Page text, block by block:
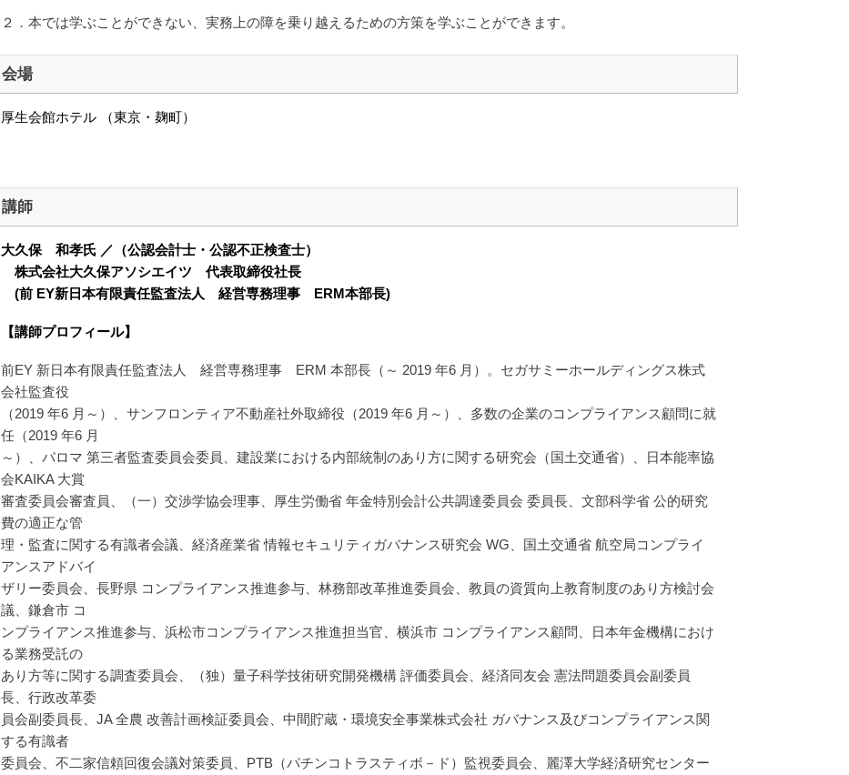
２．本では学ぶことができない、実務上の障を乗り越えるための方策を学ぶことができます。
会場
厚生会館ホテル （東京・麹町）
講師
大久保 和孝氏 ／（公認会計士・公認不正検査士）
株式会社大久保アソシエイツ 代表取締役社長
(前 EY新日本有限責任監査法人 経営専務理事 ERM本部長)
【講師プロフィール】
前EY 新日本有限責任監査法人 経営専務理事 ERM 本部長（～ 2019 年6 月）。セガサミーホールディングス株式
会社監査役
（2019 年6 月～）、サンフロンティア不動産社外取締役（2019 年6 月～）、多数の企業のコンプライアンス顧問に就
任（2019 年6 月
～）、パロマ 第三者監査委員会委員、建設業における内部統制のあり方に関する研究会（国土交通省）、日本能率協
会KAIKA 大賞
審査委員会審査員、（一）交渉学協会理事、厚生労働省 年金特別会計公共調達委員会 委員長、文部科学省 公的研究
費の適正な管
理・監査に関する有識者会議、経済産業省 情報セキュリティガバナンス研究会 WG、国土交通省 航空局コンプライ
アンスアドバイ
ザリー委員会、長野県 コンプライアンス推進参与、林務部改革推進委員会、教員の資質向上教育制度のあり方検討会
議、鎌倉市 コ
ンプライアンス推進参与、浜松市コンプライアンス推進担当官、横浜市 コンプライアンス顧問、日本年金機構におけ
る業務受託の
あり方等に関する調査委員会、（独）量子科学技術研究開発機構 評価委員会、経済同友会 憲法問題委員会副委員
長、行政改革委
員会副委員長、JA 全農 改善計画検証委員会、中間貯蔵・環境安全事業株式会社 ガバナンス及びコンプライアンス関
する有識者
委員会、不二家信頼回復会議対策委員、PTB（パチンコトラスティボ－ド）監視委員会、麗澤大学経済研究センター